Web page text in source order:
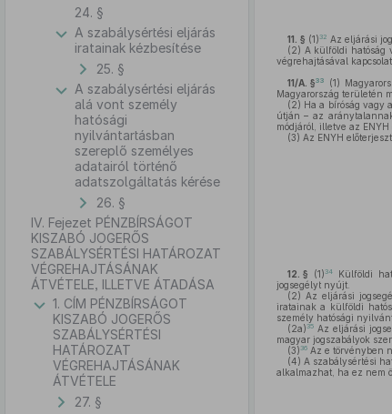
24. §
A szabálysértési eljárás
iratainak kézbesítése
25. §
A szabálysértési eljárás
alá vont személy
hatósági
nyilvántartásban
szereplő személyes
adatairól történő
adatszolgáltatás kérése
26. §
IV. Fejezet PÉNZBÍRSÁGOT
KISZABÓ JOGERŐS
SZABÁLYSÉRTÉSI HATÁROZAT
VÉGREHAJTÁSÁNAK
ÁTVÉTELE, ILLETVE ÁTADÁSA
1. CÍM PÉNZBÍRSÁGOT
KISZABÓ JOGERŐS
SZABÁLYSÉRTÉSI
HATÁROZAT
VÉGREHAJTÁSÁNAK
ÁTVÉTELE
27. §
11. § (1) 32 Az eljárási
(2) A külföldi hatóság
végrehajtásával
11/A. §33 (1)
Magyarország területén
(2) Ha a bíróság vagy
útján – az
módjáról, illetve az ENYH
(3) Az ENYH
12. § (1) 34Külföldi
jogsegélyt nyújt.
(2) Az eljárási
iratainak a külföldi
személy hatósági
(2a) 35Az eljárási
magyar jogszabályok
(3) 36Az e törvényben
(4) A szabálysértési
alkalmazhat, ha ez nem